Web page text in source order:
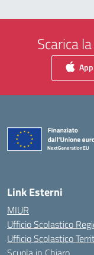
Scarica
Link Esterni
MIUR
Ufficio Scolastico
Ufficio Scolastico